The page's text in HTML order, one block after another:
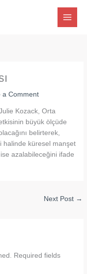
a Comment
Kozack, Orta
büyük ölçüde
belirterek,
halinde küresel manşet
azalabileceğini ifade
Next Post →
Required fields